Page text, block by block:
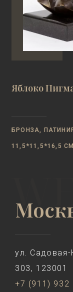
Яблоко
БРОНЗА,
11,5*11,5*16,5
ул.
303, 123001
+7 (911) 932